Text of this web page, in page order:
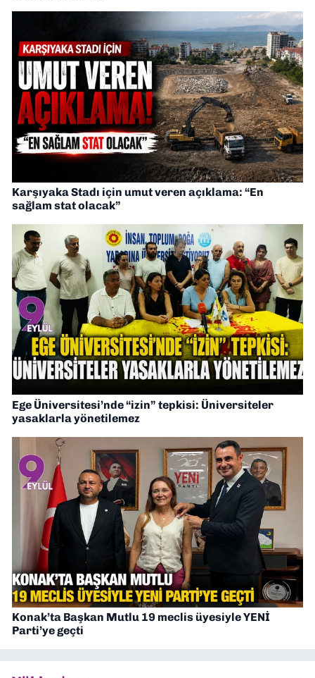
Karşıyaka Stadı için umut veren açıklama: “En
sağlam stat olacak”
Ege Üniversitesi’nde “izin” tepkisi: Üniversiteler
yasaklarla yönetilemez
Konak’ta Başkan Mutlu 19 meclis üyesiyle YENİ
Parti’ye geçti